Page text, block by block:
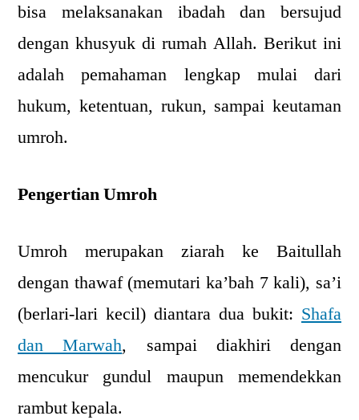
bisa melaksanakan ibadah dan bersujud
dengan khusyuk di rumah Allah. Berikut ini
adalah pemahaman lengkap mulai dari
hukum, ketentuan, rukun, sampai keutaman
umroh.
Pengertian Umroh
Umroh merupakan ziarah ke Baitullah
dengan thawaf (memutari ka’bah 7 kali), sa’i
(berlari-lari kecil) diantara dua bukit: Shafa
dan Marwah, sampai diakhiri dengan
mencukur gundul maupun memendekkan
rambut kepala.